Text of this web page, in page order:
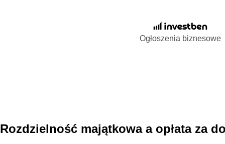
Ogłoszenia biznesowe
Rozdzielność majątkowa a opłata za